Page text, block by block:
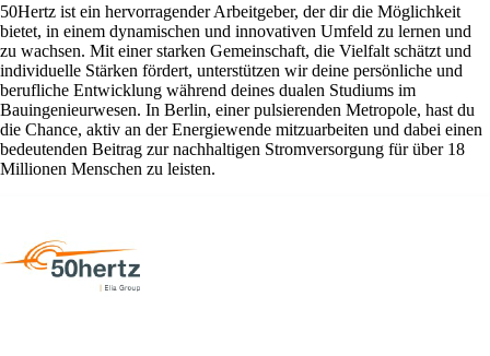
50Hertz ist ein hervorragender Arbeitgeber, der dir die Möglichkeit
bietet, in einem dynamischen und innovativen Umfeld zu lernen und
zu wachsen. Mit einer starken Gemeinschaft, die Vielfalt schätzt und
individuelle Stärken fördert, unterstützen wir deine persönliche und
berufliche Entwicklung während deines dualen Studiums im
Bauingenieurwesen. In Berlin, einer pulsierenden Metropole, hast du
die Chance, aktiv an der Energiewende mitzuarbeiten und dabei einen
bedeutenden Beitrag zur nachhaltigen Stromversorgung für über 18
Millionen Menschen zu leisten.